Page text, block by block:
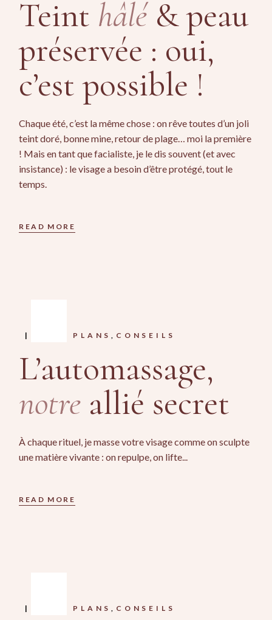
Teint hâlé& peau
préservée : oui,
c’est possible !
Chaque été, c’est la même chose : on rêve toutes d’un joli
teint doré, bonne mine, retour de plage… moi la première
! Mais en tant que facialiste, je le dis souvent (et avec
insistance) : le visage a besoin d’être protégé, tout le
temps.
READ MORE
BONS PLANS CONSEILS
L’automassage,
notre allié secret
À chaque rituel, je masse votre visage comme on sculpte
une matière vivante : on repulpe, on lifte...
READ MORE
BONS PLANS CONSEILS